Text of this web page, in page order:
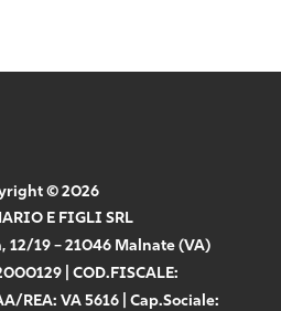
© 2026
E FIGLI SRL
12/19 – 21046 Malnate (VA)
| COD.FISCALE:
REA: VA 5616 | Cap.Sociale: